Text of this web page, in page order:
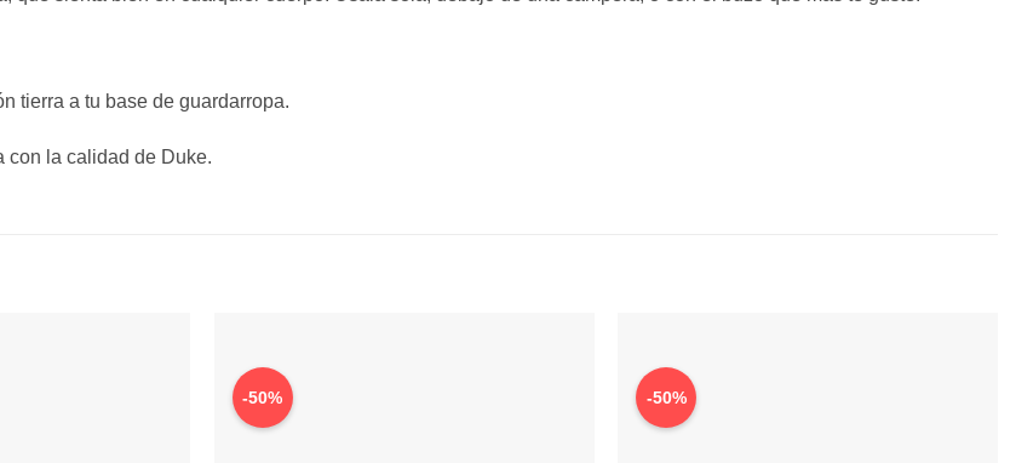
tierra a tu base de guardarropa.
con la calidad de Duke.
-50% -50%